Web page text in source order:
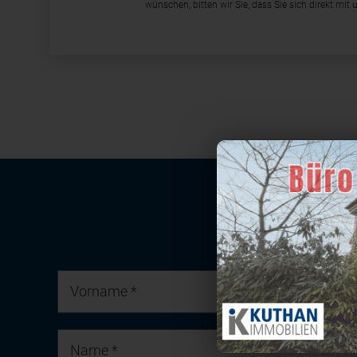
wünschen, bitten wir Sie, dass Sie sich direkt